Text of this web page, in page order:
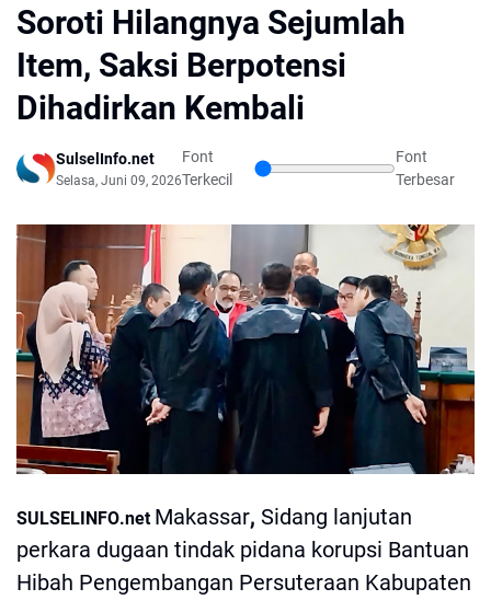
Soroti Hilangnya Sejumlah
Item, Saksi Berpotensi
Dihadirkan Kembali
SulselInfo.net
Selasa, Juni 09, 2026
Font
Terkecil
Font
Terbesar
SULSELINFO.net Makassar, Sidang lanjutan
perkara dugaan tindak pidana korupsi Bantuan
Hibah Pengembangan Persuteraan Kabupaten